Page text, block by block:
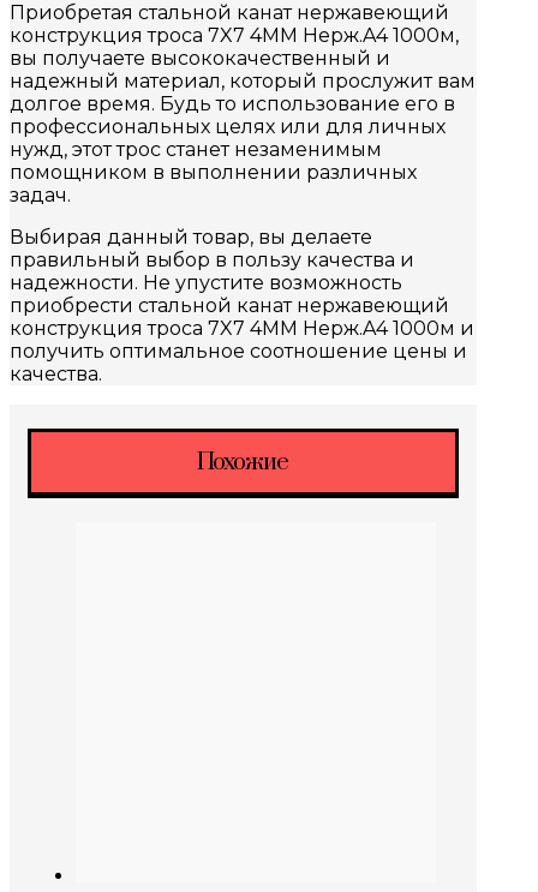
Приобретая стальной канат нержавеющий
конструкция троса 7X7 4MM Нерж.A4 1000м,
вы получаете высококачественный и
надежный материал, который прослужит вам
долгое время. Будь то использование его в
профессиональных целях или для личных
нужд, этот трос станет незаменимым
помощником в выполнении различных
задач.
Выбирая данный товар, вы делаете
правильный выбор в пользу качества и
надежности. Не упустите возможность
приобрести стальной канат нержавеющий
конструкция троса 7X7 4MM Нерж.A4 1000м и
получить оптимальное соотношение цены и
качества.
Похожие